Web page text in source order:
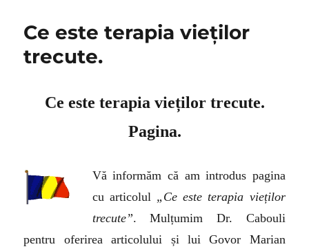
Ce este terapia vieților
trecute.
Ce este terapia vieților trecute.
Pagina.
Vă informăm că am introdus pagina
cuarticolul „Ce este terapia vieților
trecute”. Mulțumim Dr. Cabouli
pentru oferirea articolului și lui Govor Marian